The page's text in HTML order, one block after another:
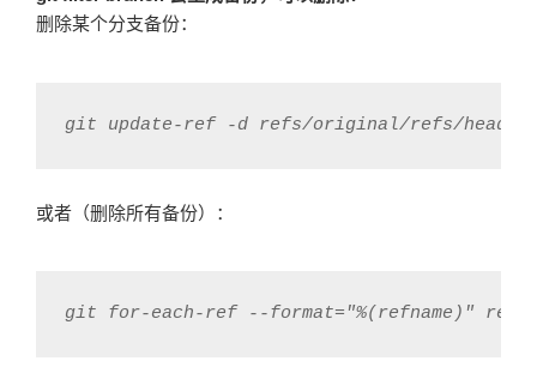
删除某个分支备份：
git update-ref -d refs/original/refs/heads/
或者（删除所有备份）：
git for-each-ref --format="%(refname)"